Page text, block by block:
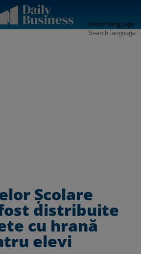
Search language
Școlare
distribuite
cu hrană
elevi